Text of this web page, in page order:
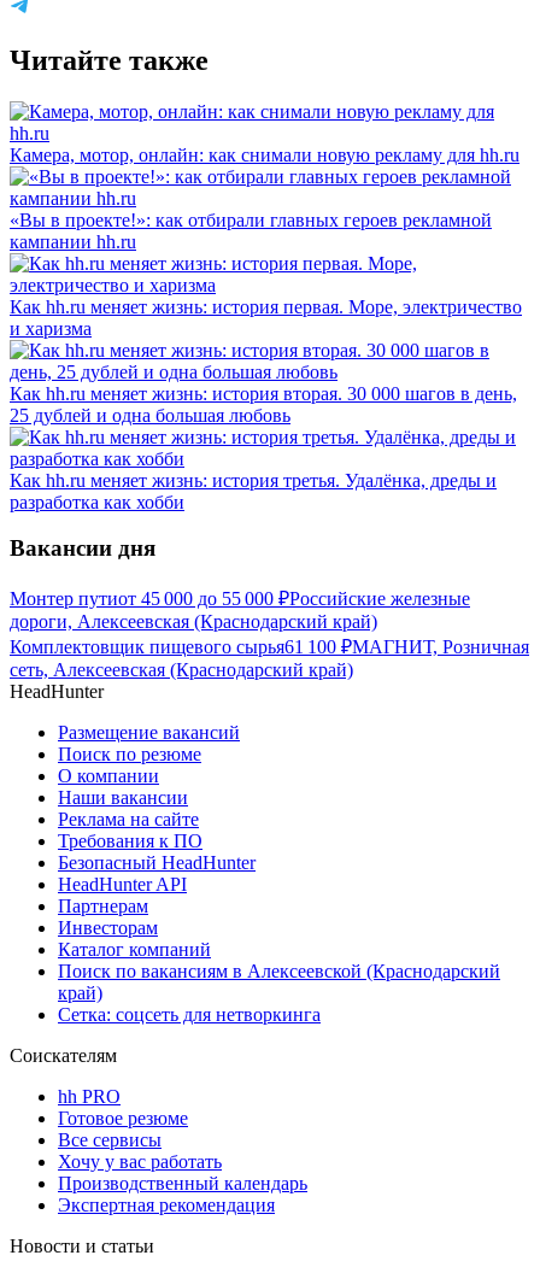
Читайте также
Камера, мотор, онлайн: как снимали новую рекламу для hh.ru
«Вы в проекте!»: как отбирали главных героев рекламной
кампании hh.ru
Как hh.ru меняет жизнь: история первая. Море, электричество
и харизма
Как hh.ru меняет жизнь: история вторая. 30 000 шагов в день,
25 дублей и одна большая любовь
Как hh.ru меняет жизнь: история третья. Удалёнка, дреды и
разработка как хобби
Вакансии дня
Монтер путиот 45 000 до 55 000 ₽Российские железные
дороги, Алексеевская (Краснодарский край)
Комплектовщик пищевого сырья61 100 ₽МАГНИТ, Розничная
сеть, Алексеевская (Краснодарский край)
HeadHunter
Размещение вакансий
Поиск по резюме
О компании
Наши вакансии
Реклама на сайте
Требования к ПО
Безопасный HeadHunter
HeadHunter API
Партнерам
Инвесторам
Каталог компаний
Поиск по вакансиям в Алексеевской (Краснодарский
край)
Сетка: соцсеть для нетворкинга
Соискателям
hh PRO
Готовое резюме
Все сервисы
Хочу у вас работать
Производственный календарь
Экспертная рекомендация
Новости и статьи